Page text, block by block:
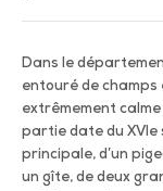
Dans le
entouré de champs
extrêmement
partie date du XVIe
principale, d’un
un gîte, de deux